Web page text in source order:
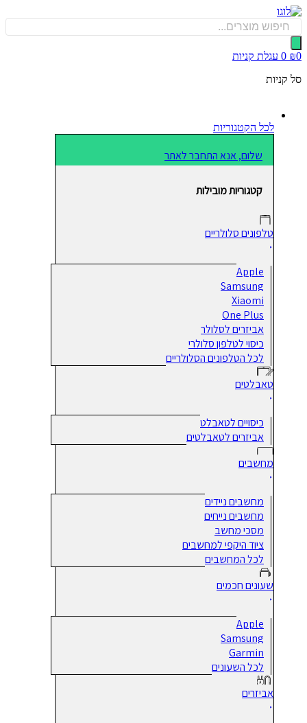
0 עגלת קניות
לכל הקטגוריות
שלום, אנא התחבר לאתר
קטגוריות מובילות
טלפונים סלולריים
Apple
Samsung
Xiaomi
One Plus
אביזרים לסלולר
כיסוי לטלפון סלולרי
לכל הטלפונים הסלולריים
טאבלטים
כיסויים לטאבלט
אביזרים לטאבלטים
מחשבים
מחשבים ניידים
מחשבים נייחים
מסכי מחשב
ציוד היקפי למחשבים
לכל המחשבים
שעונים חכמים
Apple
Samsung
Garmin
לכל השעונים
אביזרים